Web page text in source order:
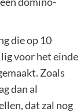
die op 10
voor het einde
Zoals
dan al
dat zal nog